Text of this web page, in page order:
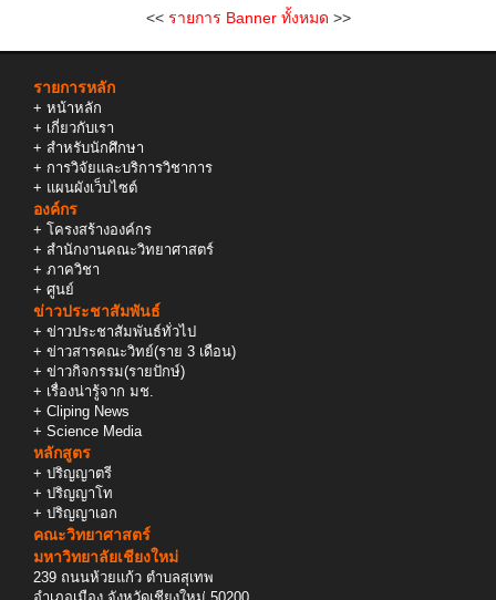
<< รายการ Banner ทั้งหมด >>
รายการหลัก
+ หน้าหลัก
+ เกี่ยวกับเรา
+ สำหรับนักศึกษา
+ การวิจัยและบริการวิชาการ
+ แผนผังเว็บไซต์
องค์กร
+ โครงสร้างองค์กร
+ สำนักงานคณะวิทยาศาสตร์
+ ภาควิชา
+ ศูนย์
ข่าวประชาสัมพันธ์
+ ข่าวประชาสัมพันธ์ทั่วไป
+ ข่าวสารคณะวิทย์(ราย 3 เดือน)
+ ข่าวกิจกรรม(รายปักษ์)
+ เรื่องน่ารู้จาก มช.
+ Cliping News
+ Science Media
หลักสูตร
+ ปริญญาตรี
+ ปริญญาโท
+ ปริญญาเอก
คณะวิทยาศาสตร์
มหาวิทยาลัยเชียงใหม่
239 ถนนห้วยแก้ว ตำบลสุเทพ